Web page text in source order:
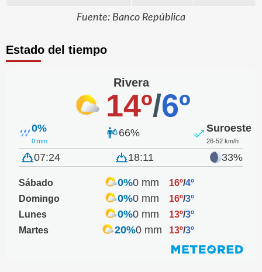
Fuente: Banco República
Estado del tiempo
Rivera
14º/6º
0%
0 mm
66% Suroeste
26-52 km/h
07:24 18:11 33%
Sábado 0%0 mm 16º/4º
Domingo
0%0 mm 16º/3º
Lunes
0%0 mm 13º/3º
Martes
20%0 mm 13º/3º